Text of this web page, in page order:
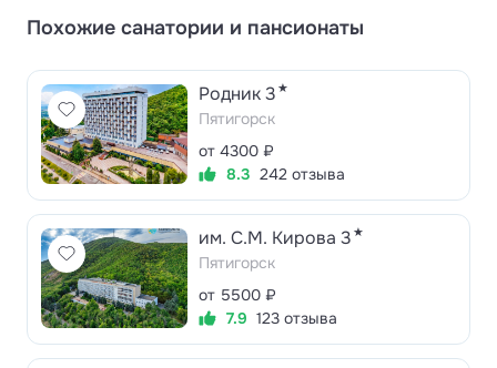
Похожие санатории и пансионаты
Родник 3 ★
Пятигорск
от 4300 ₽
8.3 242 отзыва
им. С.М. Кирова 3 ★
Пятигорск
от 5500 ₽
7.9 123 отзыва